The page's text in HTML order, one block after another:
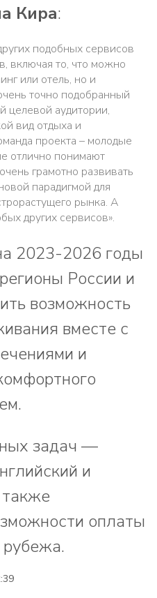
Кира:
подобных сервисов
включая то, что можно
или отель, но и
точно подобранный
целевой аудитории,
вид отдыха и
проекта – молодые
отлично понимают
грамотно развивать
парадигмой для
рынка. А
других сервисов».
2023-2026 годы
России и
возможность
вместе с
и
задач —
и
оплаты
рубежа.